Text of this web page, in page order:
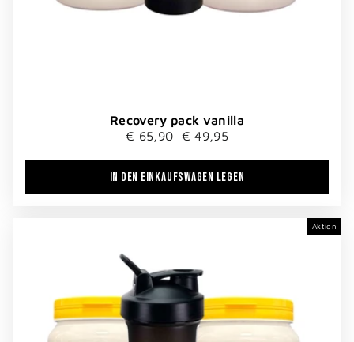
Recovery pack vanilla
Normaler
€ 65,90 Sonderpreis
€ 49,95
IN DEN EINKAUFSWAGEN LEGEN
Aktion